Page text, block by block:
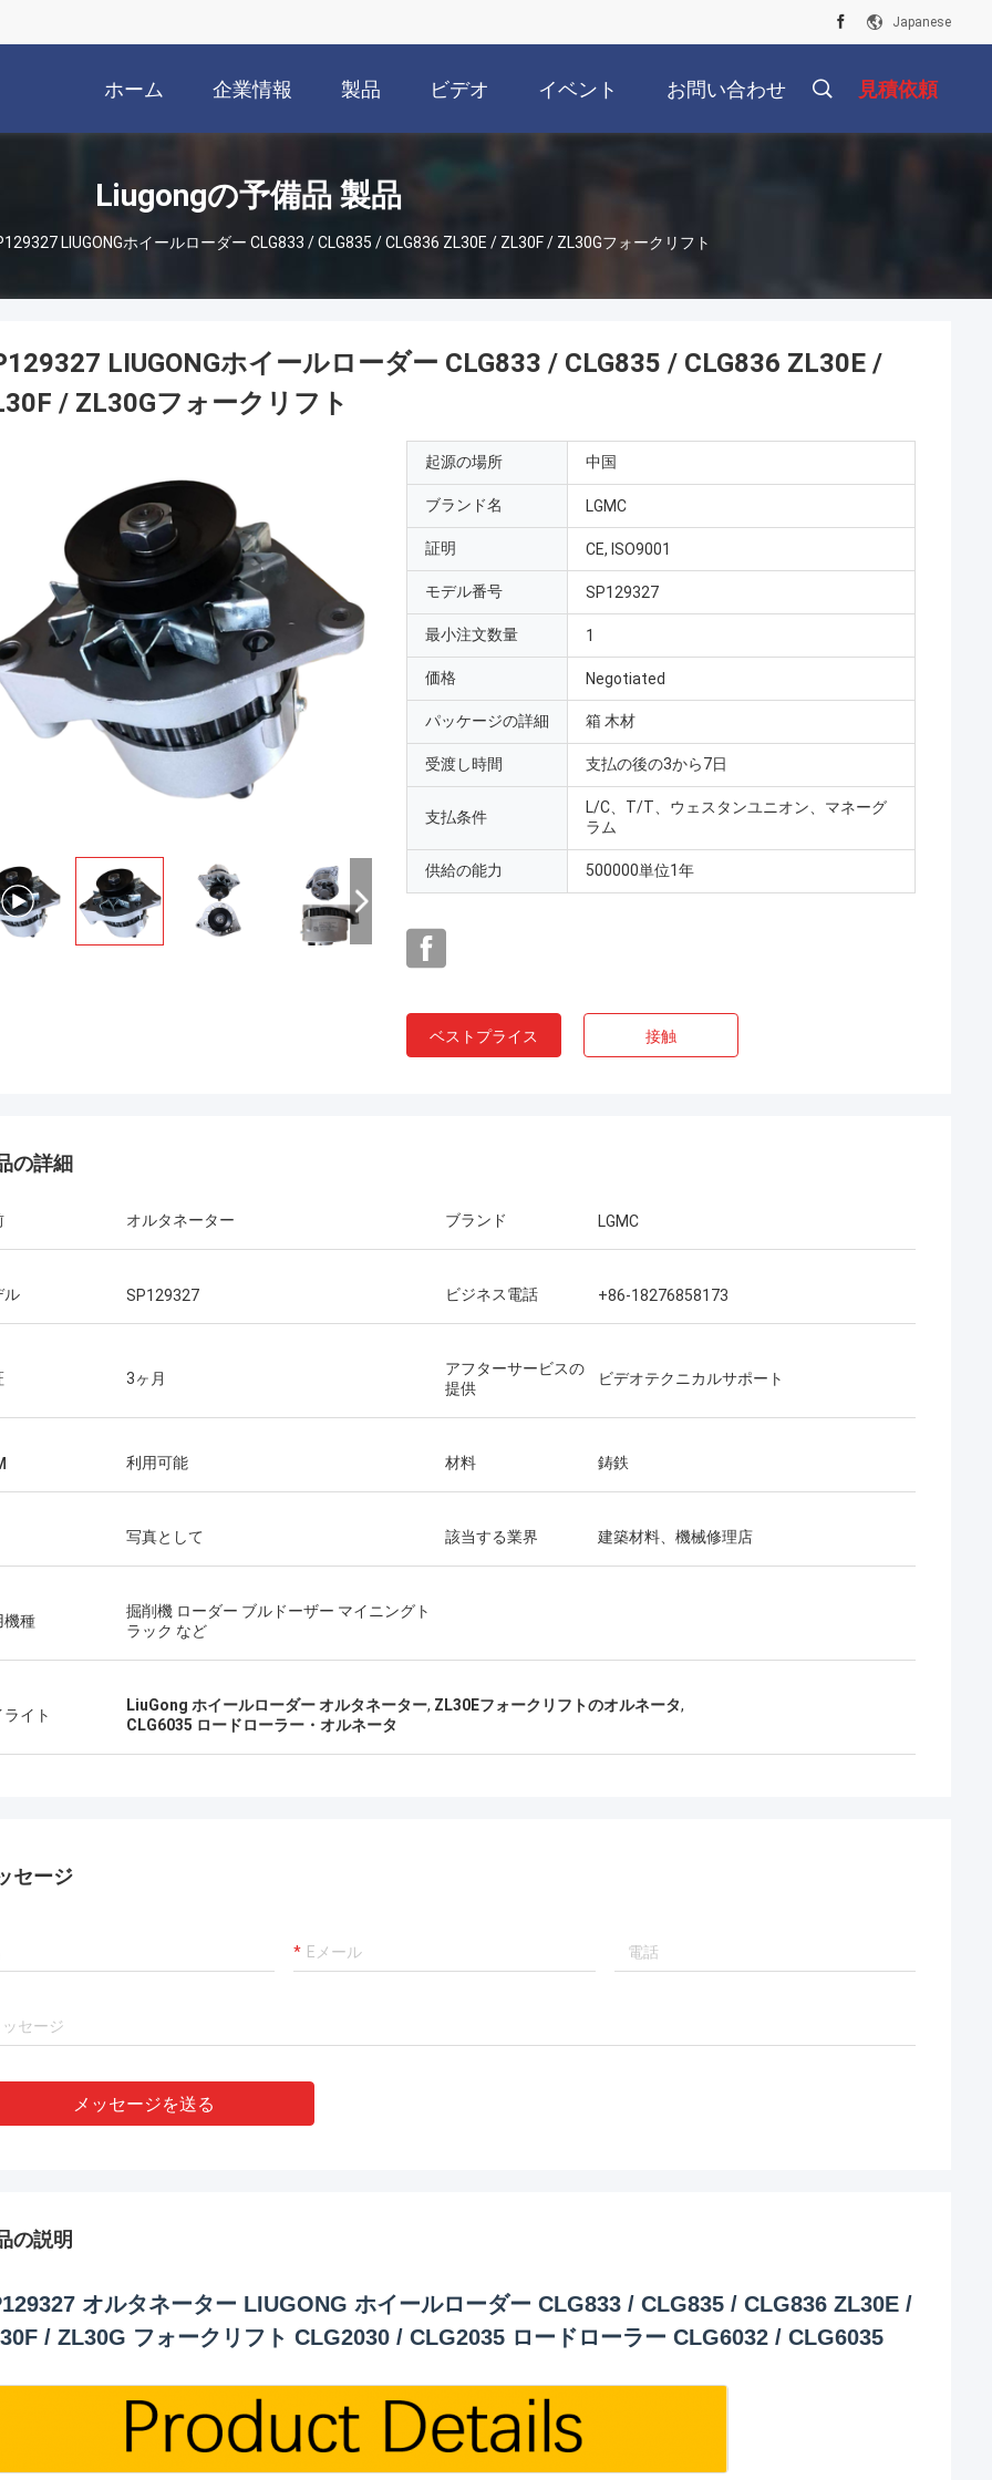
Japanese
ホーム 企業情報 製品 ビデオ イベント お問い合わせ 見積依頼
Liugongの予備品 製品
LIUGONGホイールローダー CLG833 / CLG835 / CLG836 ZL30E / ZL30F / ZL30Gフォークリフト
LIUGONGホイールローダー CLG833 / CLG835 / CLG836 ZL30E /
/ ZL30Gフォークリフト
起源の場所 中国
ブランド名 LGMC
証明 CE, ISO9001
モデル番号 SP129327
最小注文数量 1
価格 Negotiated
パッケージの詳細 箱 木材
受渡し時間 支払の後の3から7日
支払条件
L/C、T/T、ウェスタンユニオン、マネーグ
ラム
供給の能力 500000単位1年
ベストプライス 接触
の詳細
オルタネーター ブランド LGMC
ル SP129327 ビジネス電話 +86-18276858173
3ヶ月
アフターサービスの
提供
ビデオテクニカルサポート
利用可能 材料 鋳鉄
写真として 該当する業界 建築材料、機械修理店
機種
掘削機 ローダー ブルドーザー マイニングト
ラック など
イト
LiuGong ホイールローダー オルタネーター, ZL30Eフォークリフトのオルネータ,
CLG6035 ロードローラー・オルネータ
セージ
メッセージを送る
の説明
オルタネーター LIUGONG ホイールローダー CLG833 / CLG835 / CLG836 ZL30E /
/ ZL30G フォークリフト CLG2030 / CLG2035 ロードローラー CLG6032 / CLG6035